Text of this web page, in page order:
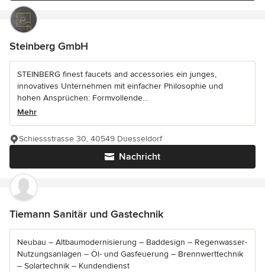
Steinberg GmbH
STEINBERG finest faucets and accessories ein junges,
innovatives Unternehmen mit einfacher Philosophie und
hohen Ansprüchen: Formvollende...
Mehr
Nachricht
Schiessstrasse 30, 40549 Duesseldorf
Tiemann Sanitär und Gastechnik
Neubau – Altbaumodernisierung – Baddesign – Regenwasser-
Nutzungsanlagen – Öl- und Gasfeuerung – Brennwerttechnik
– Solartechnik – Kundendienst